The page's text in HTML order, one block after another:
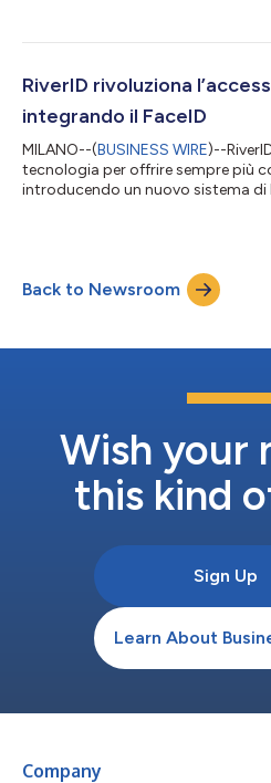
prevenzione delle frodi e della
fiducia digitale sicura a portata di
RiverID rivoluziona
integrando il FaceID
MILANO--(BUSINESS WIRE)--
tecnologia per offrire sempre più
introducendo un nuovo sistema di
al Mâs Monumental in modo
proprio volto, dopo una semplice
Back to Newsroom
Wish your
this kind
Sign Up
Learn About
Company